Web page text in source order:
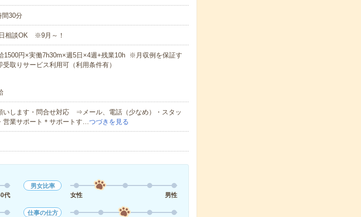
間30分
相談OK ※9月～！
円×実働7h30m×週5日×4週+残業10h ※月収例を保証す
取りサービス利用可（利用条件有）
いします・問合せ対応 ⇒メール、電話（少なめ）・スタッ
営業サポート＊サポートす…つづきを見る
代
男女比率
女性
男性
仕事の仕方